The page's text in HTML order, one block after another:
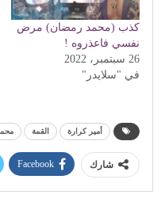
كذب (محمد رمضان) مرض
نفسي فاعذروه !
26 سبتمبر، 2022
في "سلايدر"
أمير كرارة القمة
شارك Facebook